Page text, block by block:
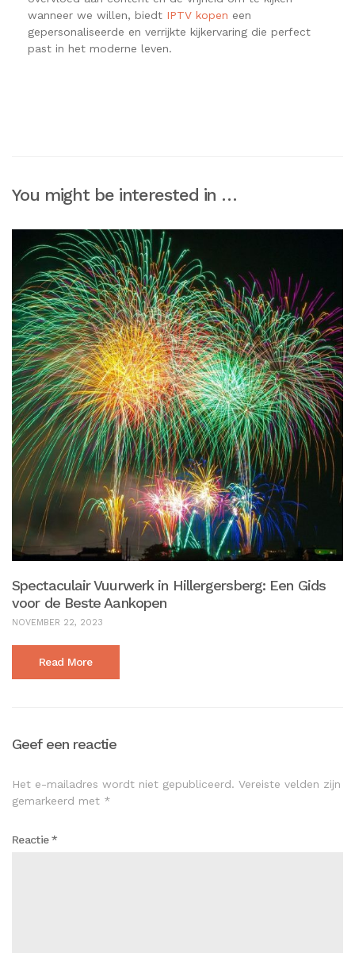
wanneer we willen, biedt IPTV kopen een
gepersonaliseerde en verrijkte kijkervaring die perfect
past in het moderne leven.
You might be interested in …
Spectaculair Vuurwerk in Hillergersberg: Een Gids
voor de Beste Aankopen
NOVEMBER 22, 2023
Read More
Geef een reactie
Het e-mailadres wordt niet gepubliceerd. Vereiste velden zijn
gemarkeerd met *
Reactie*